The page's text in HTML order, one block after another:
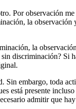
Por observación
la observación
la
discriminación? Si
Sin embargo, toda
está presente
admitir que